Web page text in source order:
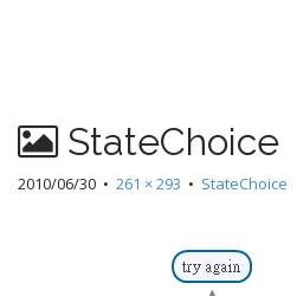
StateChoice
2010/06/30 • 261 × 293 • StateChoice